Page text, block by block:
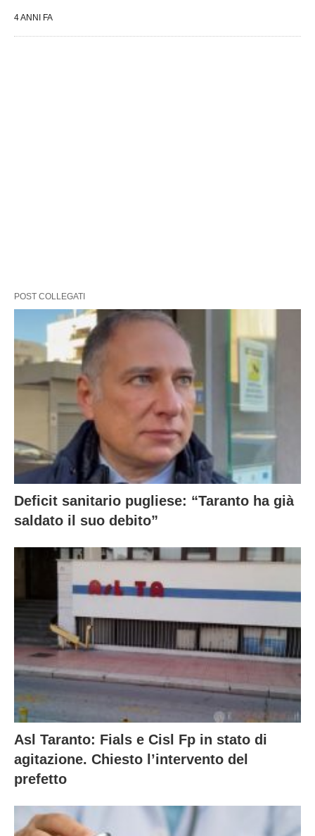
4 ANNI FA
POST COLLEGATI
Deficit sanitario pugliese: “Taranto ha già
saldato il suo debito”
Asl Taranto: Fials e Cisl Fp in stato di
agitazione. Chiesto l’intervento del
prefetto